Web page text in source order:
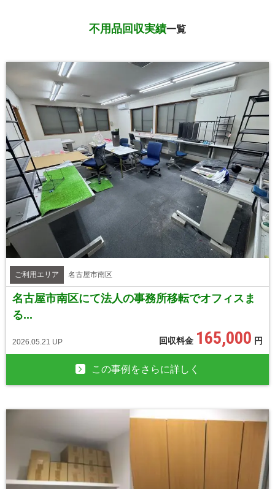
不用品回収実績一覧
ご利用エリア 名古屋市南区
名古屋市南区にて法人の事務所移転でオフィスま
る...
2026.05.21 UP 回収料金 165,000 円
この事例をさらに詳しく